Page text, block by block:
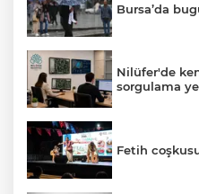
Bursa’da
Nilüfer'de
sorgulama
Fetih